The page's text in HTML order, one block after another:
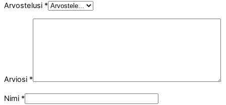
Arvostelusi *
Arviosi *
Nimi *